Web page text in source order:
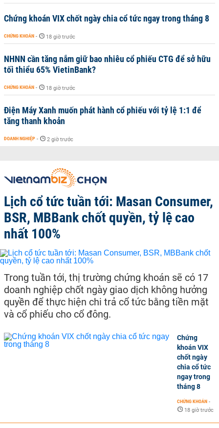
Chứng khoán VIX chốt ngày chia cổ tức ngay trong tháng 8
CHỨNG KHOÁN - 18 giờ trước
NHNN cần tăng nắm giữ bao nhiêu cổ phiếu CTG để sở hữu
tối thiểu 65% VietinBank?
CHỨNG KHOÁN - 18 giờ trước
Điện Máy Xanh muốn phát hành cổ phiếu với tỷ lệ 1:1 để
tăng thanh khoản
DOANH NGHIỆP - 2 giờ trước
Lịch cổ tức tuần tới: Masan Consumer,
BSR, MBBank chốt quyền, tỷ lệ cao
nhất 100%
Trong tuần tới, thị trường chứng khoán sẽ có 17
doanh nghiệp chốt ngày giao dịch không hưởng
quyền để thực hiện chi trả cổ tức bằng tiền mặt
và cổ phiếu cho cổ đông.
Chứng
khoán VIX
chốt ngày
chia cổ tức
ngay trong
tháng 8
CHỨNG KHOÁN -
18 giờ trước